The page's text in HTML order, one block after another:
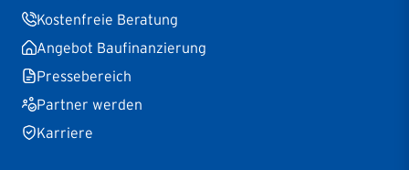
Kostenfreie Beratung
Angebot Baufinanzierung
Pressebereich
Partner werden
Karriere